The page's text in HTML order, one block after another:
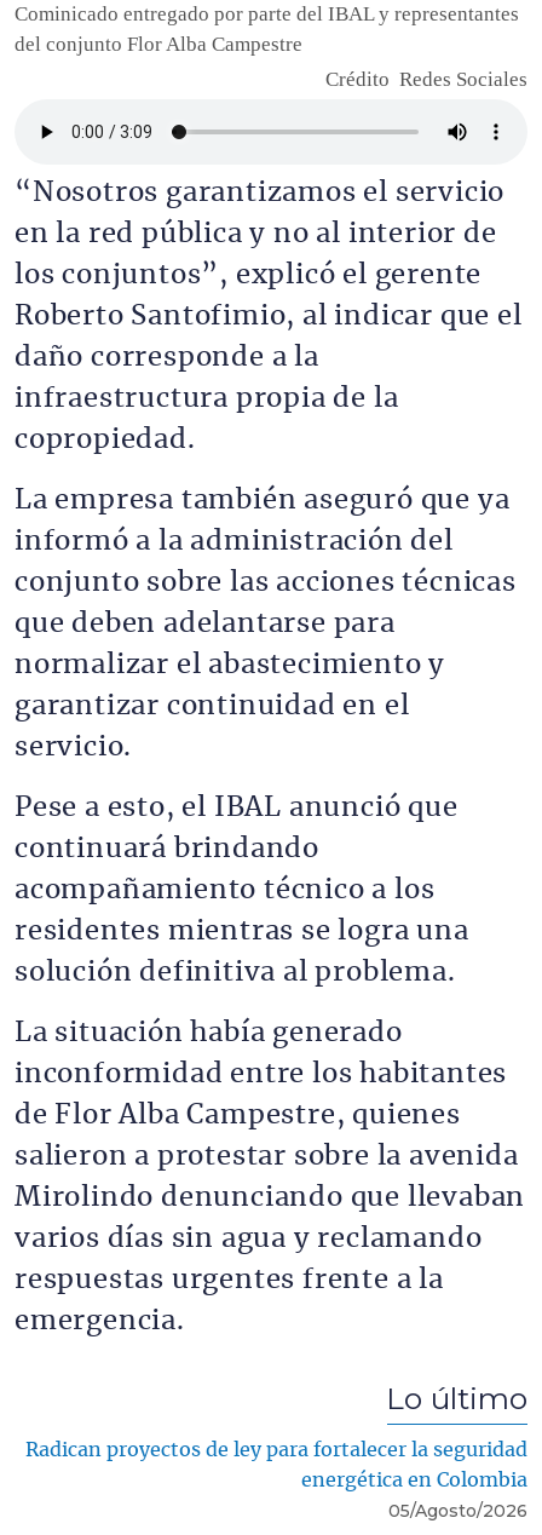
Descripción
Cominicado entregado por parte del IBAL y representantes
del conjunto Flor Alba Campestre
Crédito Redes Sociales
“Nosotros garantizamos el servicio
en la red pública y no al interior de
los conjuntos”, explicó el gerente
Roberto Santofimio, al indicar que el
daño corresponde a la
infraestructura propia de la
copropiedad.
La empresa también aseguró que ya
informó a la administración del
conjunto sobre las acciones técnicas
que deben adelantarse para
normalizar el abastecimiento y
garantizar continuidad en el
servicio.
Pese a esto, el IBAL anunció que
continuará brindando
acompañamiento técnico a los
residentes mientras se logra una
solución definitiva al problema.
La situación había generado
inconformidad entre los habitantes
de Flor Alba Campestre, quienes
salieron a protestar sobre la avenida
Mirolindo denunciando que llevaban
varios días sin agua y reclamando
respuestas urgentes frente a la
emergencia.
Lo último
Radican proyectos de ley para fortalecer la seguridad
energética en Colombia
05/Agosto/2026